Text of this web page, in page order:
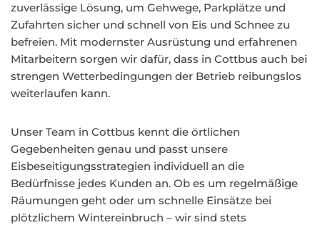
zuverlässige Lösung, um Gehwege, Parkplätze und
Zufahrten sicher und schnell von Eis und Schnee zu
befreien. Mit modernster Ausrüstung und erfahrenen
Mitarbeitern sorgen wir dafür, dass in Cottbus auch bei
strengen Wetterbedingungen der Betrieb reibungslos
weiterlaufen kann.
Unser Team in Cottbus kennt die örtlichen
Gegebenheiten genau und passt unsere
Eisbeseitigungsstrategien individuell an die
Bedürfnisse jedes Kunden an. Ob es um regelmäßige
Räumungen geht oder um schnelle Einsätze bei
plötzlichem Wintereinbruch – wir sind stets